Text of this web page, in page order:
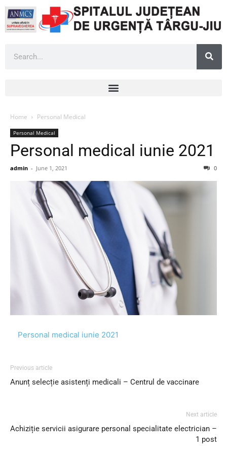
Home Personal Medical
Personal Medical
Personal medical iunie 2021
admin - June 1, 2021 0
Personal medical iunie 2021
Previous article
Anunț selecție asistenți medicali – Centrul de vaccinare
Next article
Achiziție servicii asigurare personal specialitate electrician –
1 post